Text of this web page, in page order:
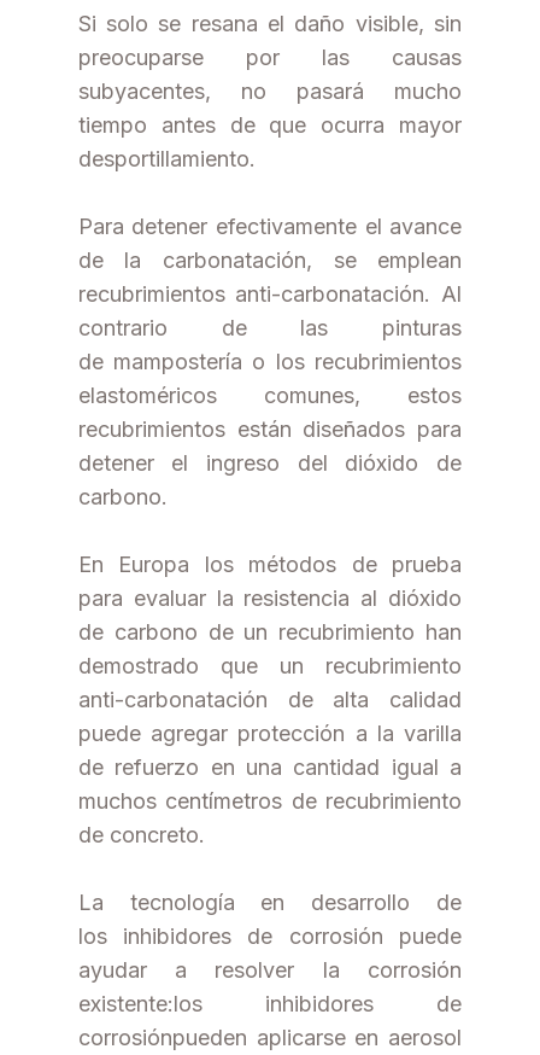
Si solo se resana el daño visible, sin
preocuparse por las causas
subyacentes, no pasará mucho
tiempo antes de que ocurra mayor
desportillamiento.
Para detener efectivamente el avance
de la carbonatación, se emplean
recubrimientos anti-carbonatación. Al
contrario de las pinturas
de mampostería o los recubrimientos
elastoméricos comunes, estos
recubrimientos están diseñados para
detener el ingreso del dióxido de
carbono.
En Europa los métodos de prueba
para evaluar la resistencia al dióxido
de carbono de un recubrimiento han
demostrado que un recubrimiento
anti-carbonatación de alta calidad
puede agregar protección a la varilla
de refuerzo en una cantidad igual a
muchos centímetros de recubrimiento
de concreto.
La tecnología en desarrollo de
los inhibidores de corrosión puede
ayudar a resolver la corrosión
existente:los inhibidores de
corrosiónpueden aplicarse en aerosol